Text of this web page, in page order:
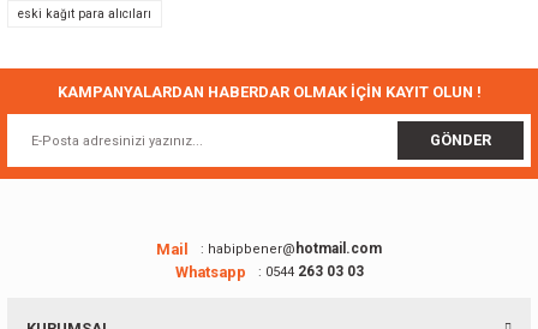
Ürün açıklamasında eksik bilgiler bulunuyor.
Ürün fiyatı diğer sitelerden daha pahalı.
Bu ürüne benzer farklı alternatifler olmalı.
Gönder
eski kağıt para alıcıları
KAMPANYALARDAN HABERDAR OLMAK İÇİN KAYIT OLUN !
GÖNDER
Mail : habipbener@ hotmail.com
Whatsapp : 0544263 03 03